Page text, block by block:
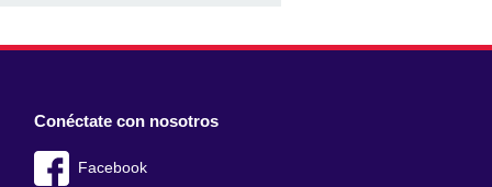
Conéctate con nosotros
Facebook